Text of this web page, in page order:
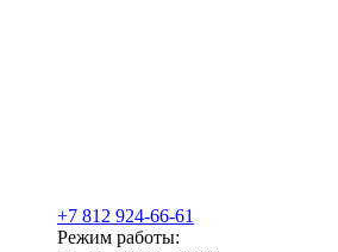
+7 812 924-66-61
Режим работы: